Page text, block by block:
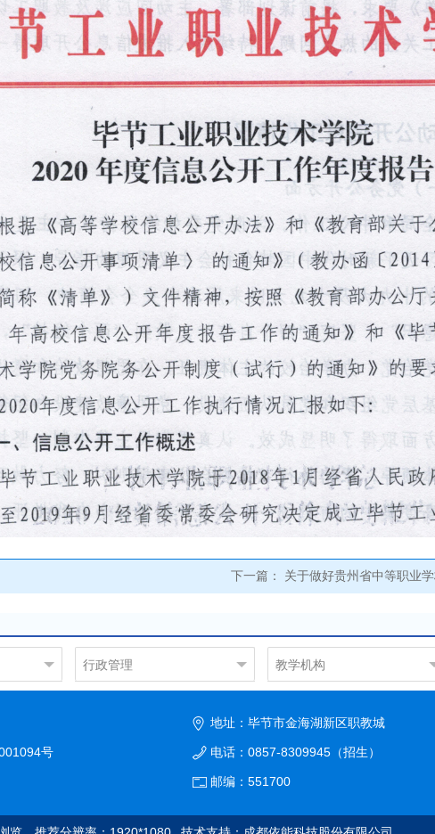
下一篇： 关于做好贵州省中等职业学校
行政管理
学院办公室
学生处
教学机构
机电工程系
汽车工程系
信息工程系
社会服务系
继续教育部
号
地址：毕节市金海湖新区职教城
电话：0857-8309945（招生）
邮编：551700